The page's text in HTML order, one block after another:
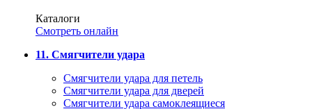
Каталоги
Смотреть онлайн
11. Смягчители удара
Смягчители удара для петель
Смягчители удара для дверей
Cмягчители удара самоклеящиеся